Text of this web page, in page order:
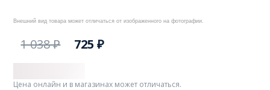
Внешний вид товара может отличаться от изображенного на фотографии.
1 038 ₽ 725 ₽
Цена онлайн и в магазинах может отличаться.